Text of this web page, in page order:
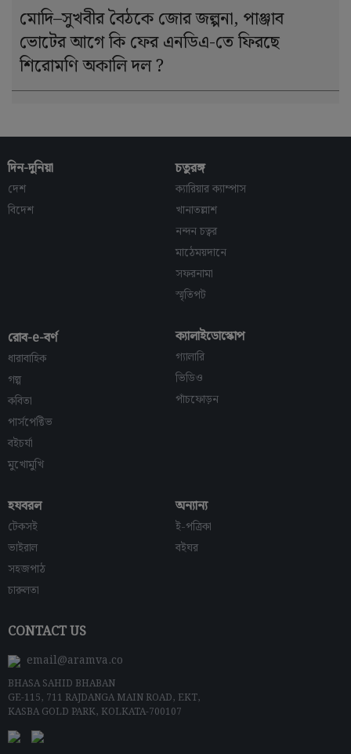
মোদি–সুখবীর বৈঠকে জোর জল্পনা, পাঞ্জাব
ভোটের আগে কি ফের এনডিএ-তে ফিরছে
শিরোমণি অকালি দল ?
দিন-দুনিয়া
দেশ
বিদেশ
চতুরঙ্গ
ক্যারিয়ার ক্যাম্পাস
খানাতল্লাশ
নন্দন চত্বর
মাঠেময়দানে
সফরনামা
স্মৃতিপট
রোব-e-বর্ণ
ধারাবাহিক
গল্প
কবিতা
পার্সপেক্টিভ
বইচর্যা
মুখোমুখি
ক্যালাইডোস্কোপ
গ্যালারি
ভিডিও
পাঁচফোড়ন
হযবরল
টেকসই
ভাইরাল
সহজপাঠ
চারুলতা
অন্যান্য
ই-পত্রিকা
বইঘর
CONTACT US
email@aramva.co
BHASA SAHID BHABAN
GE-115, 711 RAJDANGA MAIN ROAD, EKT,
KASBA GOLD PARK, KOLKATA-700107